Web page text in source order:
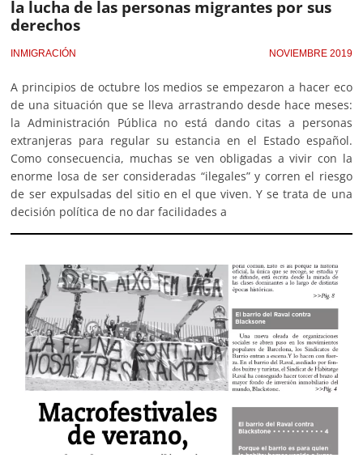
la lucha de las personas migrantes por sus
derechos
INMIGRACIÓN NOVIEMBRE 2019
A principios de octubre los medios se empezaron a hacer eco
de una situación que se lleva arrastrando desde hace meses:
la Administración Pública no está dando citas a personas
extranjeras para regular su estancia en el Estado español.
Como consecuencia, muchas se ven obligadas a vivir con la
enorme losa de ser consideradas “ilegales” y corren el riesgo
de ser expulsadas del sitio en el que viven. Y se trata de una
decisión política de no dar facilidades a